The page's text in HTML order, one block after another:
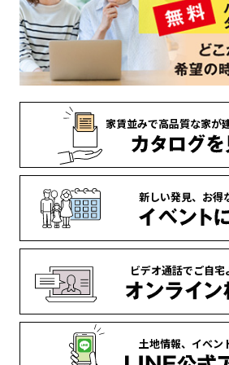
家賃並みで高品質な家が
新しい発見、 お得
ビデオ通話でご自宅
土地情報、 イベン